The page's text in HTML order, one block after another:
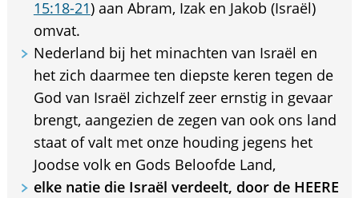
15:18-21) aan Abram, Izak en Jakob (Israël)
omvat.
Nederland bij het minachten van Israël en
het zich daarmee ten diepste keren tegen de
God van Israël zichzelf zeer ernstig in gevaar
brengt, aangezien de zegen van ook ons land
staat of valt met onze houding jegens het
Joodse volk en Gods Beloofde Land,
elke natie die Israël verdeelt, door de HEERE